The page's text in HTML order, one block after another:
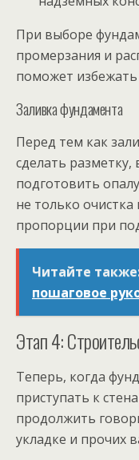
При выборе
промерзания и
поможет
Заливка фундамента
Перед тем как
сделать
подготовить
не только
пропорции при
Читайте
пошаговое
Этап 4:
Теперь, когда
приступать к
продолжить
укладке и прочих